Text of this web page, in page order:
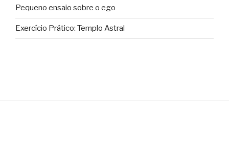
Pequeno ensaio sobre o ego
Exercício Prático: Templo Astral